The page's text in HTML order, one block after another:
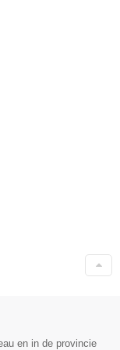
en in de provincie